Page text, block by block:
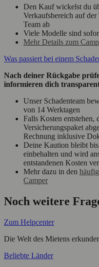
Den Kauf wickelst du
Verkaufsbereich auf
Team ab
Viele Modelle sind
Mehr Details zum
Was passiert bei einem
Nach deiner Rückgabe
informieren dich
Unser Schadenteam
von 14 Werktagen
Falls Kosten entstehen,
Versicherungspaket
Rechnung inklusive
Deine Kaution bleibt
einbehalten und wird
entstandenen Kosten
Mehr dazu in den
Camper
Noch weitere
Zum Helpcenter
Die Welt des Mietens
Beliebte Länder